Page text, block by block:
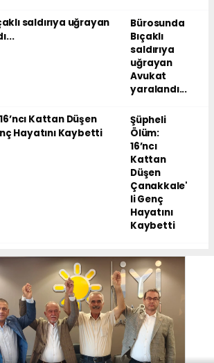
Bürosunda
Bıçaklı
saldırıya
uğrayan
Avukat
yaralandı...
Şüpheli
Ölüm:
16’ncı
Kattan
Düşen
Çanakkale'
li Genç
Hayatını
Kaybetti